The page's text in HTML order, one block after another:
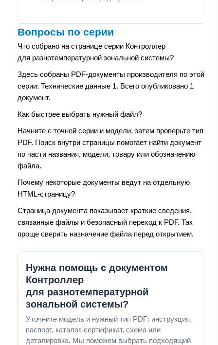
Вопросы по серии
Что собрано на странице серии Контроллер
для разнотемпературной зональной системы?
Здесь собраны PDF-документы производителя по этой
серии: Технические данные 1. Всего опубликовано 1
документ.
Как быстрее выбрать нужный файл?
Начните с точной серии и модели, затем проверьте тип
PDF. Поиск внутри страницы помогает найти документ
по части названия, модели, товару или обозначению
файла.
Почему некоторые документы ведут на отдельную
HTML-страницу?
Страница документа показывает краткие сведения,
связанные файлы и безопасный переход к PDF. Так
проще сверить назначение файла перед открытием.
Нужна помощь с документом
Контроллер
для разнотемпературной
зональной системы?
Уточните модель и нужный тип PDF: инструкция,
паспорт, каталог, сертификат, схема или
деталировка. Мы поможем выбрать подходящий